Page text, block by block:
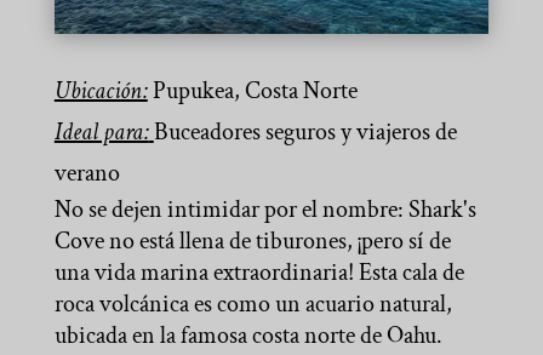
Ubicación:Pupukea, Costa Norte
Ideal para:Buceadores seguros y viajeros de
verano
No se dejen intimidar por el nombre: Shark's
Cove no está llena de tiburones, ¡pero sí de
una vida marina extraordinaria! Esta cala de
roca volcánica es como un acuario natural,
ubicada en la famosa costa norte de Oahu.